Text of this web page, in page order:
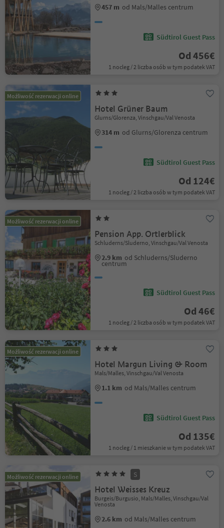
457 m od Mals/Malles centrum
Südtirol Guest Pass
Od 456€
1 nocleg / 2 liczba osób w tym podatek VAT
Możliwość rezerwacji online
Hotel Grüner Baum
Glurns/Glorenza, Vinschgau/Val Venosta
314 m od Glurns/Glorenza centrum
Südtirol Guest Pass
Od 124€
1 nocleg / 2 liczba osób w tym podatek VAT
Możliwość rezerwacji online
Pension App. Ortlerblick
Schluderns/Sluderno, Vinschgau/Val Venosta
2.9 km od Schluderns/Sluderno
centrum
Südtirol Guest Pass
Od 46€
1 nocleg / 2 liczba osób w tym podatek VAT
Możliwość rezerwacji online
Hotel Margun Living & Room
Mals/Malles, Vinschgau/Val Venosta
1.1 km od Mals/Malles centrum
Südtirol Guest Pass
Od 135€
1 nocleg / 1 mieszkanie w tym podatek VAT
Możliwość rezerwacji online S
Hotel Weisses Kreuz
Burgeis/Burgusio, Mals/Malles, Vinschgau/Val
Venosta
2.6 km od Mals/Malles centrum